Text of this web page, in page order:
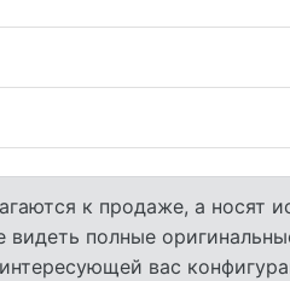
к продаже, а носят
полные
вас